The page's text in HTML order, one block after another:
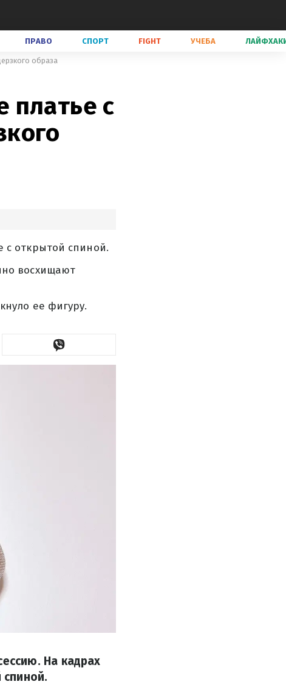
ПРАВО СПОРТ FIGHT УЧЕБА
образа
платье с
с открытой спиной.
восхищают
ее фигуру.
На кадрах
спиной.